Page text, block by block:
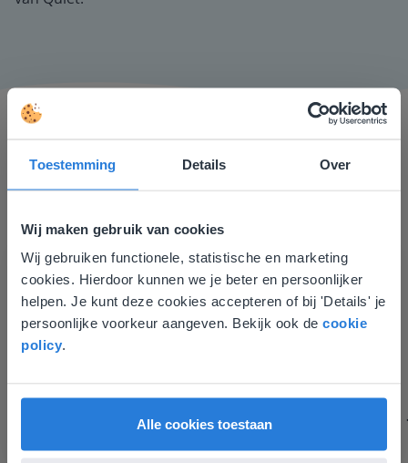
Toestemming Details Over
Wij maken gebruik van cookies
Wij gebruiken functionele, statistische en marketing
cookies. Hierdoor kunnen we je beter en persoonlijker
helpen. Je kunt deze cookies accepteren of bij 'Details' je
persoonlijke voorkeur aangeven. Bekijk ook de cookie
policy.
Alle cookies toestaan
Ik vind de professionaliteit en behulpzaamheid een
groot pluspunt van Gynzy. Datzelfde geldt voor het
luisteren naar suggesties, het open karakter en de
informatievoorziening via de website. Ik kan niets ter
verbetering noemen.
Tamara Alkemade
Deze website komt niet
overeen met je locatie
Gezien je locatie, denken we dat je misschien
liever naar de website voor English gaat. Hier
English
Nederland